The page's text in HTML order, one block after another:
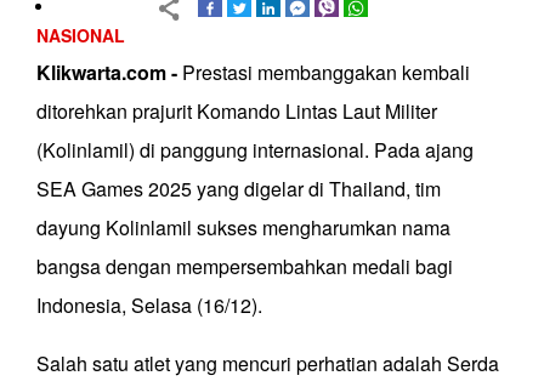
NASIONAL
Klikwarta.com - Prestasi membanggakan kembali
ditorehkan prajurit Komando Lintas Laut Militer
(Kolinlamil) di panggung internasional. Pada ajang
SEA Games 2025 yang digelar di Thailand, tim
dayung Kolinlamil sukses mengharumkan nama
bangsa dengan mempersembahkan medali bagi
Indonesia, Selasa (16/12).
Salah satu atlet yang mencuri perhatian adalah Serda